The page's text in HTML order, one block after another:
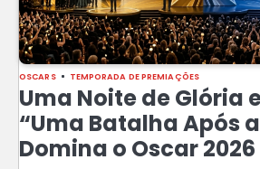
OSCARS TEMPORADA DE PREMIAÇÕES
Uma Noite de Glória
“Uma Batalha Após
Domina o Oscar 2026